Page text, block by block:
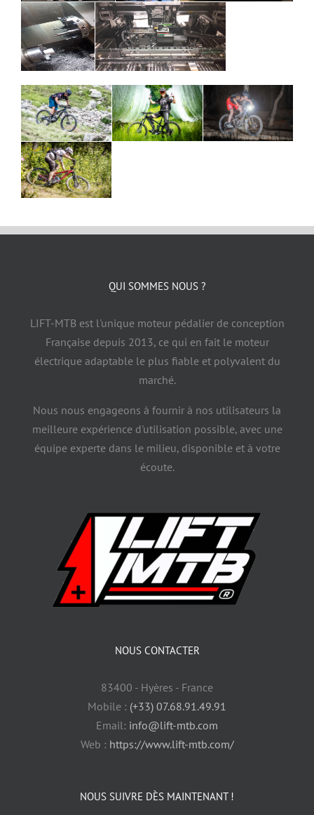
QUI SOMMES NOUS ?
LIFT-MTB est l'unique moteur pédalier de conception
Française depuis 2013, ce qui en fait le moteur
électrique adaptable le plus fiable et polyvalent du
marché.
Nous nous engageons à fournir à nos utilisateurs la
meilleure expérience d'utilisation possible, avec une
équipe experte dans le milieu, disponible et à votre
écoute.
NOUS CONTACTER
83400 - Hyères - France
Mobile : (+33) 07.68.91.49.91
Email: info@lift-mtb.com
Web : https://www.lift-mtb.com/
NOUS SUIVRE DÈS MAINTENANT !